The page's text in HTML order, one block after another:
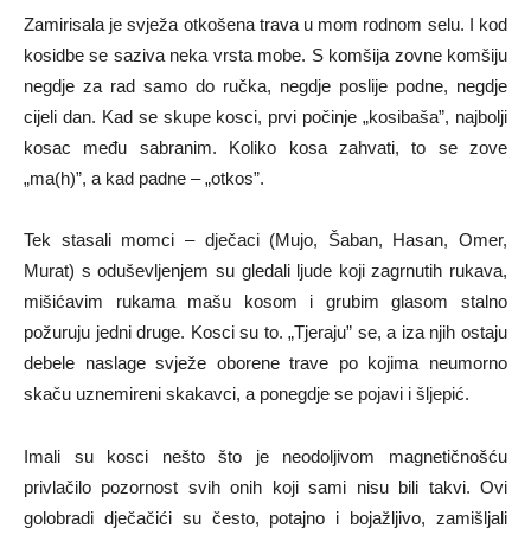
Zamirisala je svježa otkošena trava u mom rodnom selu. I kod
kosidbe se saziva neka vrsta mobe. S komšija zovne komšiju
negdje za rad samo do ručka, negdje poslije podne, negdje
cijeli dan. Kad se skupe kosci, prvi počinje „kosibaša”, najbolji
kosac među sabranim. Koliko kosa zahvati, to se zove
„ma(h)”, a kad padne – „otkos”.
Tek stasali momci – dječaci (Mujo, Šaban, Hasan, Omer,
Murat) s oduševljenjem su gledali ljude koji zagrnutih rukava,
mišićavim rukama mašu kosom i grubim glasom stalno
požuruju jedni druge. Kosci su to. „Tjeraju” se, a iza njih ostaju
debele naslage svježe oborene trave po kojima neumorno
skaču uznemireni skakavci, a ponegdje se pojavi i šljepić.
Imali su kosci nešto što je neodoljivom magnetičnošću
privlačilo pozornost svih onih koji sami nisu bili takvi. Ovi
golobradi dječačići su često, potajno i bojažljivo, zamišljali